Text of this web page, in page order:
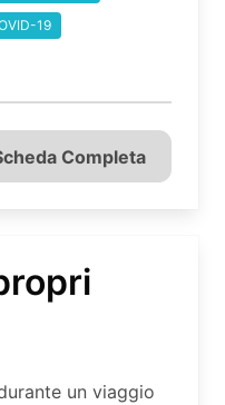
19
Completa
un viaggio